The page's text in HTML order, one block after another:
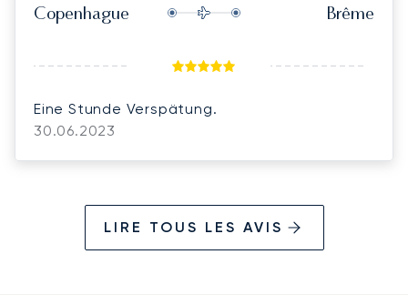
Copenhague Brême
Eine Stunde Verspätung.
30.06.2023
LIRE TOUS LES AVIS